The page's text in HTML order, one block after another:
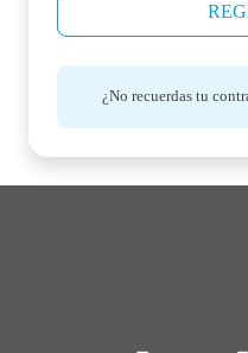
¿No recuerdas tu